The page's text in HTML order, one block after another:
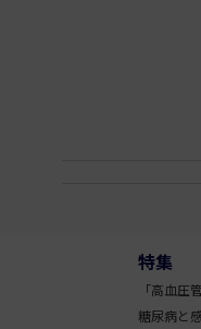
特集
「高血圧
糖尿病と